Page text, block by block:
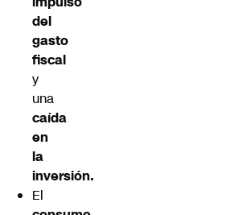
del
gasto
fiscal
y
una
caída
en
la
inversión.
El